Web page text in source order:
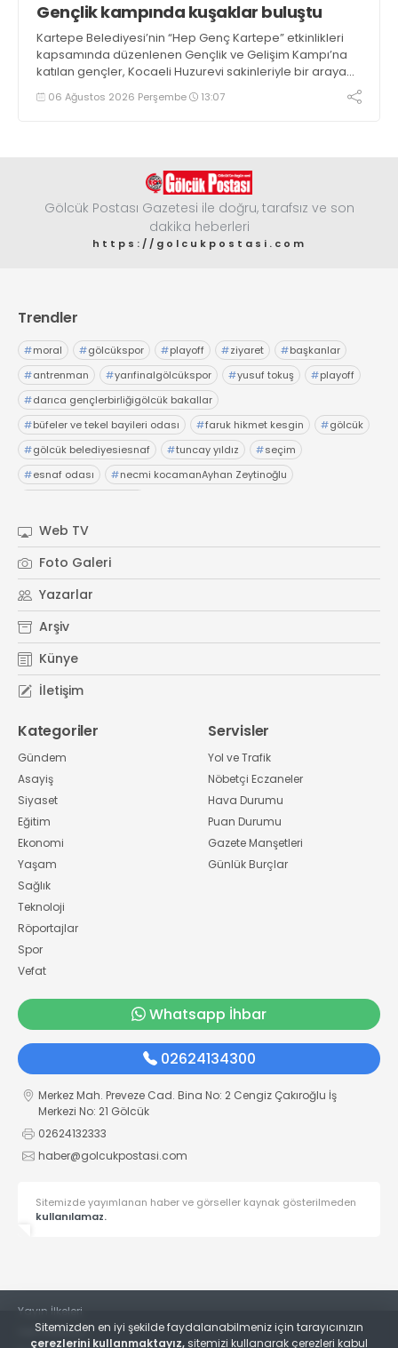
Gençlik kampında kuşaklar buluştu
Kartepe Belediyesi’nin “Hep Genç Kartepe” etkinlikleri
kapsamında düzenlenen Gençlik ve Gelişim Kampı’na
katılan gençler, Kocaeli Huzurevi sakinleriyle bir araya
geldi06 Ağustos 2026 Perşembe 13:07
Gölcük Postası Gazetesi ile doğru, tarafsız ve son
dakika heberleri
https://golcukpostasi.com
Trendler
#moral #gölcükspor #playoff #ziyaret #başkanlar
#antrenman #yarıfinalgölcükspor #yusuf tokuş #playoff
#darıca gençlerbirliğigölcük bakallar
#büfeler ve tekel bayileri odası #faruk hikmet kesgin #gölcük
#gölcük belediyesiesnaf #tuncay yıldız #seçim
#esnaf odası #necmi kocamanAyhan Zeytinoğlu
Web TV
Foto Galeri
Yazarlar
Arşiv
Künye
İletişim
Kategoriler
Gündem
Asayiş
Siyaset
Eğitim
Ekonomi
Yaşam
Sağlık
Teknoloji
Röportajlar
Spor
Vefat
Servisler
Yol ve Trafik
Nöbetçi Eczaneler
Hava Durumu
Puan Durumu
Gazete Manşetleri
Günlük Burçlar
Whatsapp İhbar
02624134300
Merkez Mah. Preveze Cad. Bina No: 2 Cengiz Çakıroğlu İş
Merkezi No: 21 Gölcük
02624132333
haber@golcukpostasi.com
Sitemizde yayımlanan haber ve görseller kaynak gösterilmeden
kullanılamaz.
Yayın İlkeleri
Veri Politikası
Sitemizden en iyi şekilde faydalanabilmeniz için tarayıcınızın
çerezlerini kullanmaktayız, sitemizi kullanarak çerezleri kabul